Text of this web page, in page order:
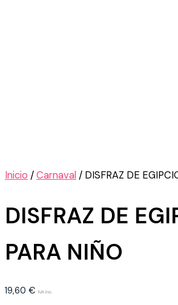
Inicio /Carnaval / DISFRAZ DE
DISFRAZ DE
PARA NIÑO
19,60 € IVA inc.